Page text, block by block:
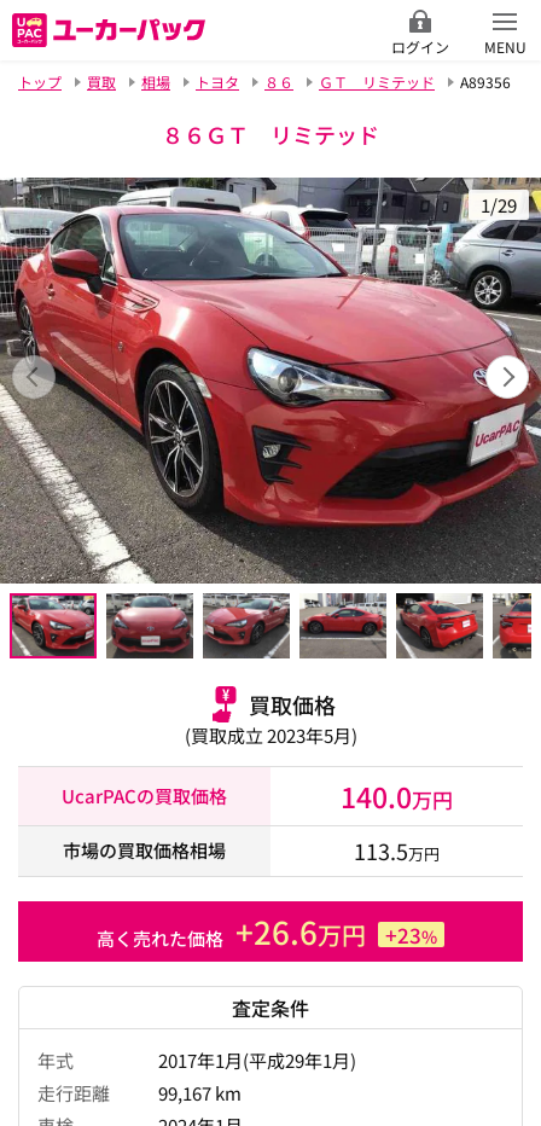
ログイン
MENU
トップ
買取 相場 トヨタ ８６ ＧＴ リミテッド A89356
８６ＧＴ リミテッド
1/29
買取価格
(買取成立 2023年5月)
UcarPACの買取価格 140.0万円
市場の買取価格相場 113.5万円
高く売れた価格 +26.6万円 +23%
査定条件
年式
2017年1月(平成29年1月)
走行距離
99,167 km